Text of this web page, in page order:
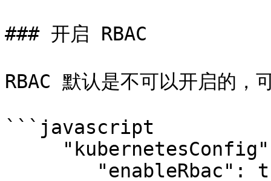
### 开启 RBAC
RBAC 默认是不可以开启的
```javascript